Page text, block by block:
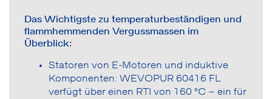
Das Wichtigste zu temperaturbeständigen und
flammhemmenden Vergussmassen im
Überblick:
Statoren von E-Motoren und induktive
Komponenten: WEVOPUR 60416 FL
verfügt über einen RTI von 160 °C – ein für